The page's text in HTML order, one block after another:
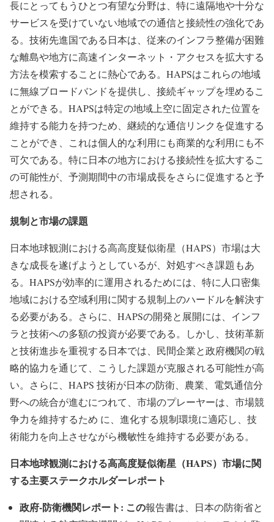
長にとってもうひとつ有望な分野は、特に遠隔地や十分な
サービスを受けていない地域での通信と接続性の強化であ
る。技術先進国である日本は、従来のインフラ整備が困難
な離島や地方に高速インターネット・アクセスを拡大する
方法を模索することに熱心である。HAPSはこれらの地域
に無線ブロードバンドを提供し、接続ギャップを埋めるこ
とができる。HAPSは特定の地域上空に固定された位置を
維持する能力を持つため、継続的な通信リンクを促進する
ことができ、これは個人的な利用にも商業的な利用にも不
可欠である。特に日本の地方における接続性を拡大するこ
の可能性が、予測期間中の市場成長をさらに促進すると予
想される。
規制と市場の課題
日本地球観測における高高度疑似衛星（HAPS）市場は大
きな成長を遂げようとしているが、対処すべき課題もあ
る。HAPSが効率的に運用されるためには、特に人口密集
地域における空域利用に関する規制上のハードルを解決す
る必要がある。さらに、HAPSの開発と展開には、インフ
ラと技術への多額の投資が必要である。しかし、技術革新
と技術進歩を重視する日本では、民間企業と政府機関の戦
略的協力を通じて、こうした課題が克服される可能性が高
い。さらに、HAPS 技術が日本の防衛、農業、電気通信分
野への統合が進むにつれて、市場のプレーヤーは、市場競
争力を維持するため に、進化する規制環境に適応し、技
術能力を向上させながら機敏性を維持する必要がある。
日本地球観測における高高度疑似衛星（HAPS）市場に関
する主要ステークホルダーレポート
政府-防衛機関レポート: この報告書は、日本の防衛省と